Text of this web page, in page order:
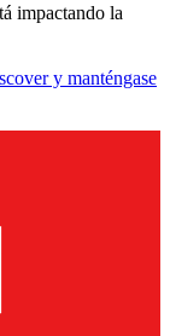
impactando la
y manténgase